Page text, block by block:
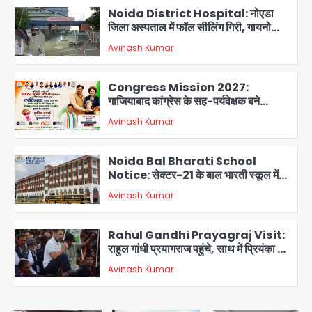
2
Noida District Hospital: नोएडा
जिला अस्पताल में फॉल सीलिंग गिरी, गायनो
OT गैलरी में बड़ा हादसा टला; मरीजों की सुरक्षा
पर उठे सवाल
Avinash Kumar
3
Congress Mission 2027:
गाजियाबाद कांग्रेस के सह-पर्यवेक्षक बने
सतेन्द्र शर्मा, गौतमबुद्धनगर नेताओं ने जताया
आभार
Avinash Kumar
4
Noida Bal Bharati School
Notice: सेक्टर-21 के बाल भारती स्कूल में
बिना खिड़की-वेंटिलेशन बेसमेंट में चल रही थी
8वीं की क्लास, NCPCR की शिकायत पर
भेजा नोटिस
Avinash Kumar
5
Rahul Gandhi Prayagraj Visit:
राहुल गांधी प्रयागराज पहुंचे, साथ में प्रियंका की
बेटी मिराया; केपी ग्राउंड में छात्रों से संवाद,
सिर्फ 5 हजार मौजूद
Avinash Kumar